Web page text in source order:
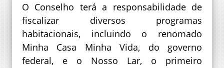
O Conselho terá a responsabilidade de
fiscalizar diversos programas
habitacionais, incluindo o renomado
Minha Casa Minha Vida, do governo
federal, e o Nosso Lar, o primeiro